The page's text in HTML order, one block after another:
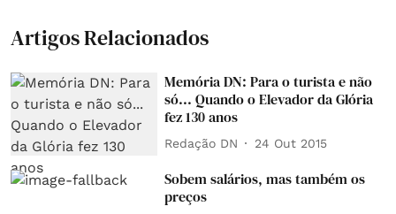
Artigos Relacionados
Memória DN: Para o turista e não
só... Quando o Elevador da Glória
fez 130 anos
Redação DN 24 Out 2015
Sobem salários, mas também os
preços